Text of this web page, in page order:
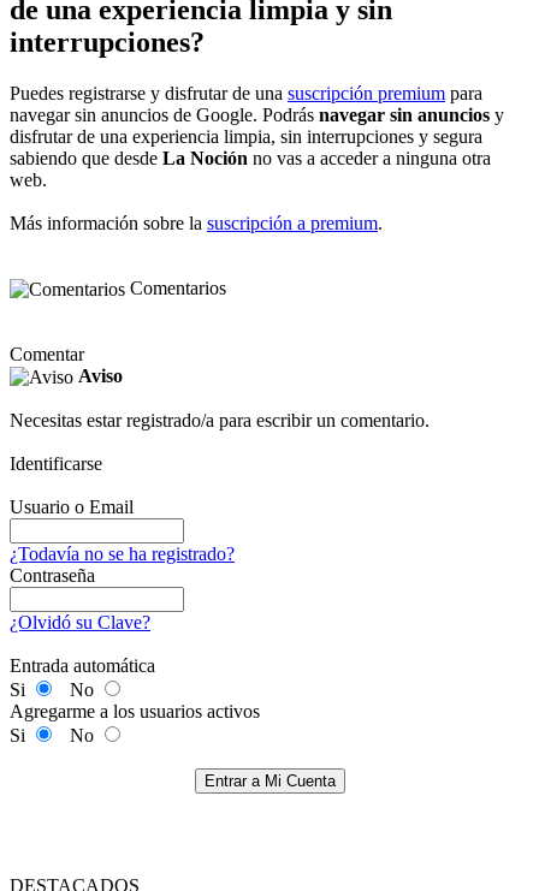
de una experiencia limpia y sin
interrupciones?
Puedes registrarse y disfrutar de una suscripción premium para
navegar sin anuncios de Google. Podrás navegar sin anuncios y
disfrutar de una experiencia limpia, sin interrupciones y segura
sabiendo que desde La Noción no vas a acceder a ninguna otra
web.
Más información sobre la suscripción a premium.
Comentarios
Comentar
Aviso
Necesitas estar registrado/a para escribir un comentario.
Identificarse
Usuario o Email
¿Todavía no se ha registrado?
Contraseña
¿Olvidó su Clave?
Entrada automática
Si
No
Agregarme a los usuarios activos
Si
No
Entrar a Mi Cuenta
DESTACADOS